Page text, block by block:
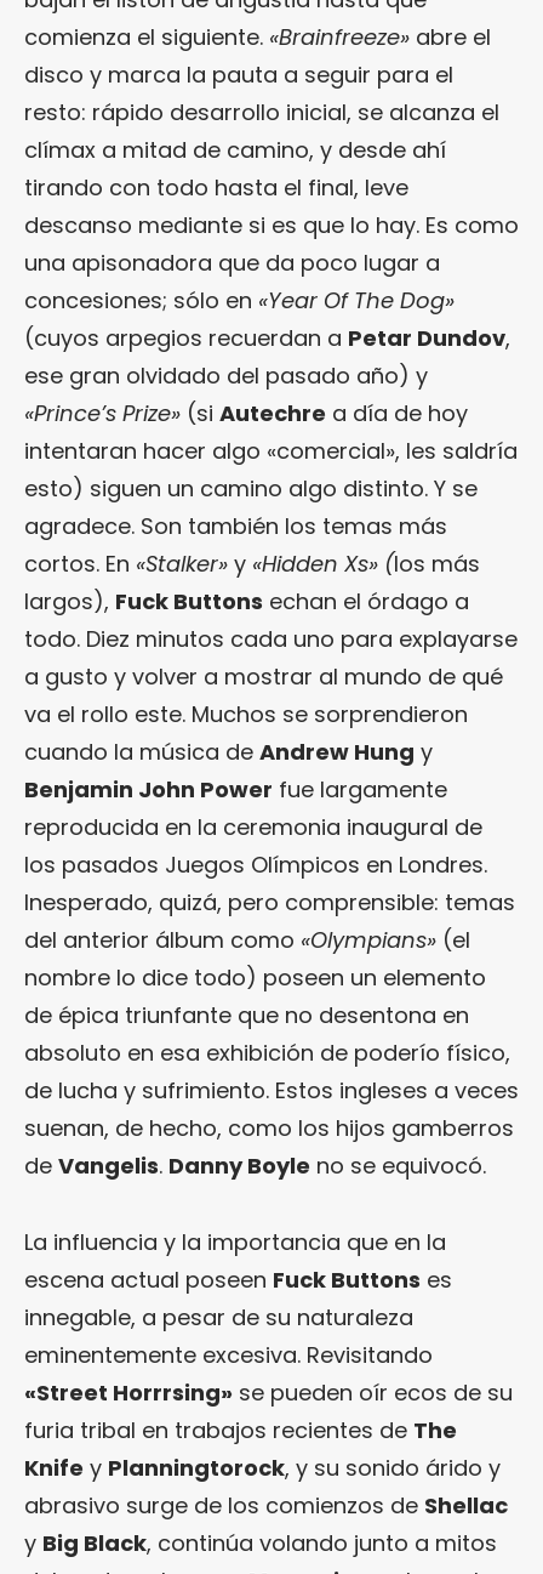
comienza el siguiente. «Brainfreeze» abre el
disco y marca la pauta a seguir para el
resto: rápido desarrollo inicial, se alcanza el
clímax a mitad de camino, y desde ahí
tirando con todo hasta el final, leve
descanso mediante si es que lo hay. Es como
una apisonadora que da poco lugar a
concesiones; sólo en «Year Of The Dog»
(cuyos arpegios recuerdan a Petar Dundov,
ese gran olvidado del pasado año) y
«Prince’s Prize» (si Autechre a día de hoy
intentaran hacer algo «comercial», les saldría
esto) siguen un camino algo distinto. Y se
agradece. Son también los temas más
cortos. En «Stalker» y «Hidden Xs» (los más
largos), Fuck Buttons echan el órdago a
todo. Diez minutos cada uno para explayarse
a gusto y volver a mostrar al mundo de qué
va el rollo este. Muchos se sorprendieron
cuando la música de Andrew Hung y
Benjamin John Power fue largamente
reproducida en la ceremonia inaugural de
los pasados Juegos Olímpicos en Londres.
Inesperado, quizá, pero comprensible: temas
del anterior álbum como «Olympians» (el
nombre lo dice todo) poseen un elemento
de épica triunfante que no desentona en
absoluto en esa exhibición de poderío físico,
de lucha y sufrimiento. Estos ingleses a veces
suenan, de hecho, como los hijos gamberros
de Vangelis. Danny Boyle no se equivocó.
La influencia y la importancia que en la
escena actual poseen Fuck Buttons es
innegable, a pesar de su naturaleza
eminentemente excesiva. Revisitando
«Street Horrrsing» se pueden oír ecos de su
furia tribal en trabajos recientes de The
Knife y Planningtorock, y su sonido árido y
abrasivo surge de los comienzos de Shellac
y Big Black, continúa volando junto a mitos